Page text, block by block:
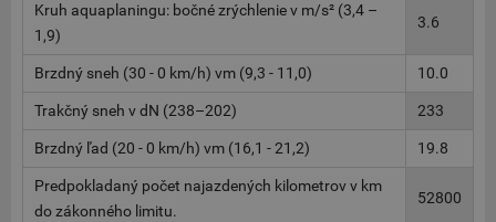
Kruh aquaplaningu: bočné zrýchlenie v m/s² (3,4 –
1,9)
3.6
Brzdný sneh (30 - 0 km/h) vm (9,3 - 11,0) 10.0
Trakčný sneh v dN (238–202) 233
Brzdný ľad (20 - 0 km/h) vm (16,1 - 21,2) 19.8
Predpokladaný počet najazdených kilometrov v km
do zákonného limitu.
52800